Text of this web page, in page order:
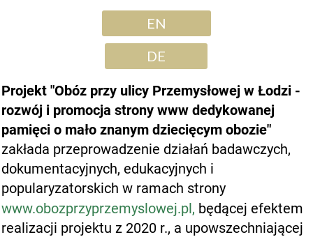
DE
EN
Projekt "Obóz przy ulicy Przemysłowej w Łodzi -
rozwój i promocja strony www dedykowanej
pamięci o mało znanym dziecięcym obozie"
zakłada przeprowadzenie działań badawczych,
dokumentacyjnych, edukacyjnych i
popularyzatorskich w ramach strony
www.obozprzyprzemyslowej.pl, będącej efektem
realizacji projektu z 2020 r., a upowszechniającej